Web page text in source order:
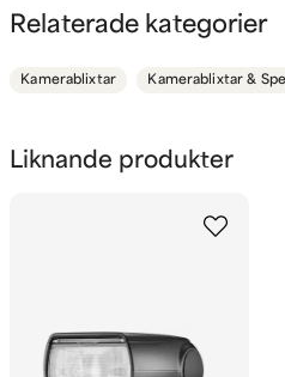
Liknande produkter
email
Mejladress
Anonym
Relaterade kategorier
Kamerablixtar Kamerablixtar &